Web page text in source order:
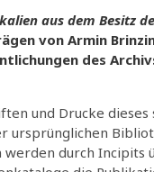
aus dem Besitz
von Armin
des
und Drucke
ursprünglichen
durch Incipits